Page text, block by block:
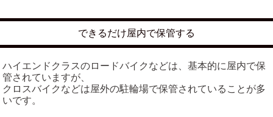
できるだけ屋内で保管する
ハイエンドクラスのロードバイクなどは、基本的に屋内で保
管されていますが、
クロスバイクなどは屋外の駐輪場で保管されていることが多
いです。